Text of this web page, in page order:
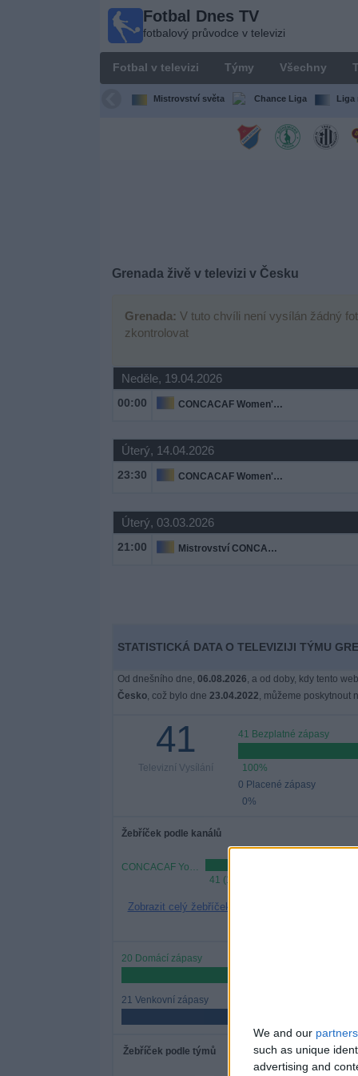
We and our partners
such as unique
advertising and
Fotbal Dnes TV
fotbalový průvodce v televizi
Fotbal v televizi Týmy Všechny
Mistrovství světa Chance Liga Liga
Grenada živě v televizi v Česku
Grenada: V tuto chvíli není vysílán žádný
zkontrolovat
Neděle, 19.04.2026
00:00 CONCACAF Women's Championship
Úterý, 14.04.2026
23:30 CONCACAF Women's Championship
Úterý, 03.03.2026
21:00 Mistrovství CONCACAF do 20 let
STATISTICKÁ DATA O TELEVIZIJI TÝMU
Od dnešního dne, 06.08.2026, a od doby, kdy tento
Česko, což bylo dne 23.04.2022, můžeme poskytnout
41
Televizní Vysílání
41 Bezplatné zápasy
100%
0 Placené zápasy
0%
Žebříček podle kanálů
CONCACAF YouTube
41 (100%)
Zobrazit celý žebříček
20 Domácí zápasy
21 Venkovní zápasy
Žebříček podle týmů